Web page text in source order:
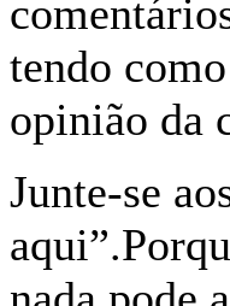
tendo
opinião da
Junte-se